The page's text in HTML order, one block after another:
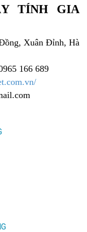
TÍNH GIA
Xuân Đỉnh, Hà
166 689